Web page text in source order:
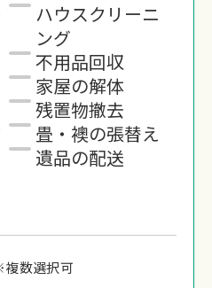
ハウスクリーニ
ング
不用品回収
家屋の解体
残置物撤去
畳・襖の張替え
遺品の配送
数選択可